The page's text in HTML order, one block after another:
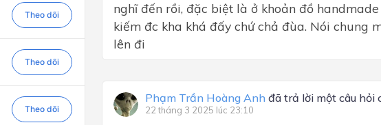
Theo dõi
Theo dõi
Theo dõi
nghĩ đến rồi, đặc biệt là ở khoản đồ
kiếm đc kha khá đấy chứ chả đùa. Nói chung
lên đi
Phạm Trần Hoàng Anh đã trả lời một câu hỏi
22 tháng 3 2025 lúc 23:10